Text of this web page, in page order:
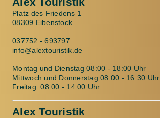
Platz des Friedens 1
08309 Eibenstock
037752 - 693797
info@alextouristik.de
Montag und Dienstag 08:00 - 18:00 Uhr
Mittwoch und Donnerstag 08:00 - 16:30 Uhr
Freitag: 08:00 - 14:00 Uhr
Alex Touristik